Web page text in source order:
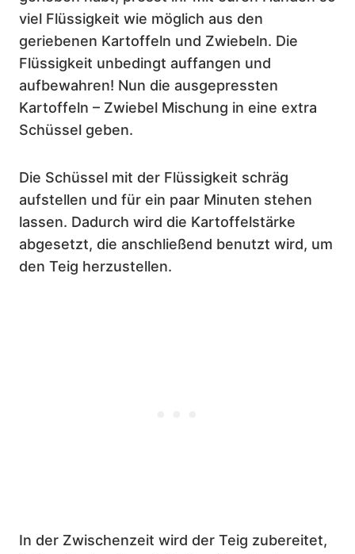
viel Flüssigkeit wie möglich aus den
geriebenen Kartoffeln und Zwiebeln. Die
Flüssigkeit unbedingt auffangen und
aufbewahren! Nun die ausgepressten
Kartoffeln – Zwiebel Mischung in eine extra
Schüssel geben.
Die Schüssel mit der Flüssigkeit schräg
aufstellen und für ein paar Minuten stehen
lassen. Dadurch wird die Kartoffelstärke
abgesetzt, die anschließend benutzt wird, um
den Teig herzustellen.
In der Zwischenzeit wird der Teig zubereitet,